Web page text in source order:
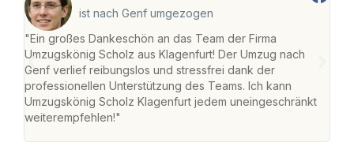
ist nach Genf umgezogen
"Ein großes Dankeschön an das Team der Firma
Umzugskönig Scholz aus Klagenfurt! Der Umzug nach
Genf verlief reibungslos und stressfrei dank der
professionellen Unterstützung des Teams. Ich kann
Umzugskönig Scholz Klagenfurt jedem uneingeschränkt
weiterempfehlen!"